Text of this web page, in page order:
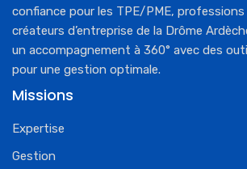
confiance pour les TPE/PME, professions
créateurs d’entreprise de la Drôme
un accompagnement à 360° avec des
pour une gestion optimale.
Missions
Expertise
Gestion